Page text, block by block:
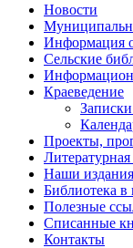
Новости
Информация
Сельские
Краеведение
Записки
Проекты,
Литературная
Наши издания
Библиотека в
Полезные
Списанные
Контакты